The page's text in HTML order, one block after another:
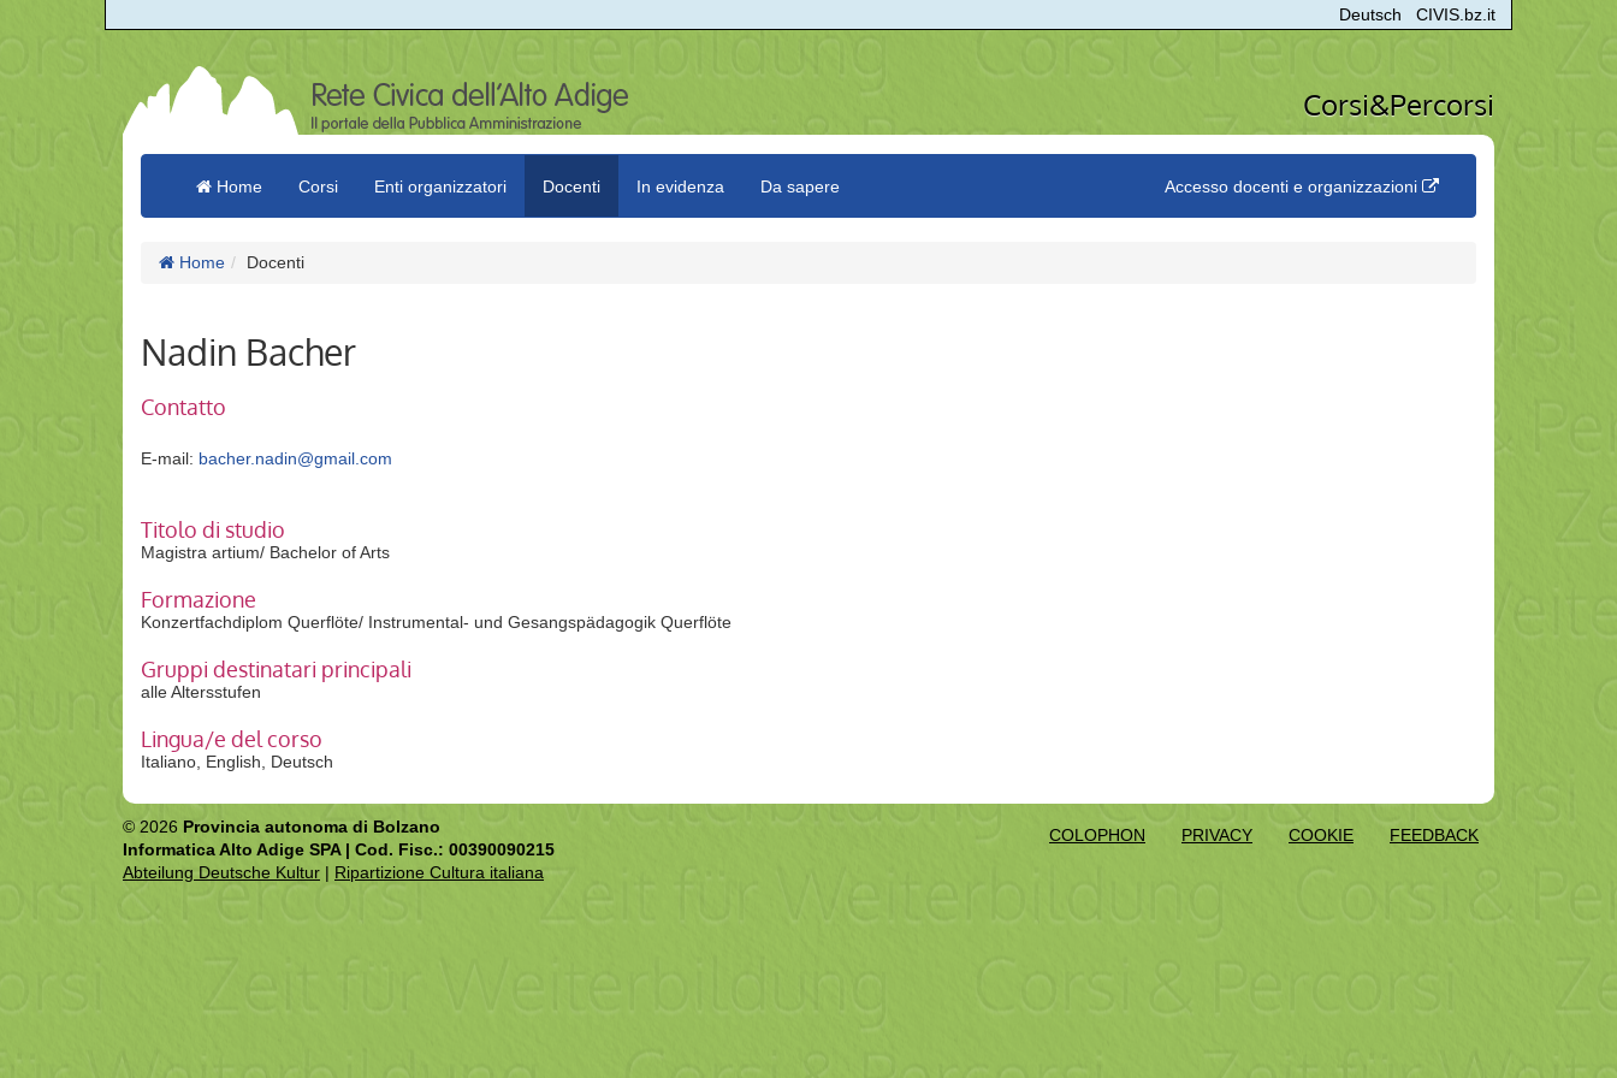
Deutsch CIVIS.bz.it
Corsi&Percorsi
Home Corsi Enti organizzatori Docenti In evidenza Da sapere Accesso docenti e organizzazioni
Home Docenti
Nadin Bacher
Contatto
E-mail: bacher.nadin@gmail.com
Titolo di studio
Magistra artium/ Bachelor of Arts
Formazione
Konzertfachdiplom Querflöte/ Instrumental- und Gesangspädagogik Querflöte
Gruppi destinatari principali
alle Altersstufen
Lingua/e del corso
Italiano, English, Deutsch
© 2026 Provincia autonoma di Bolzano
Informatica Alto Adige SPA | Cod. Fisc.: 00390090215
Abteilung Deutsche Kultur | Ripartizione Cultura italiana
COLOPHON PRIVACY COOKIE FEEDBACK